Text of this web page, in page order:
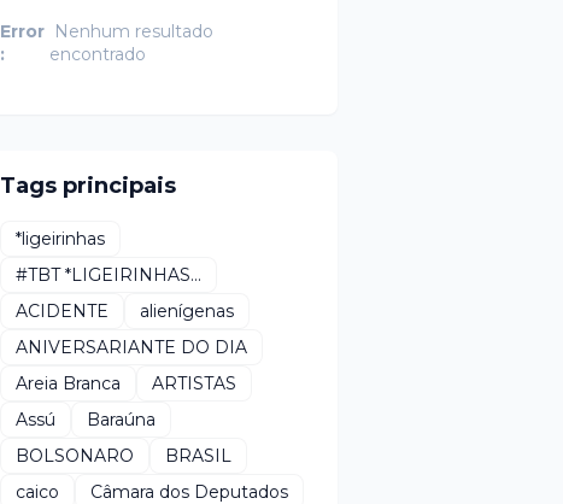
Error
:
Nenhum resultado
encontrado
Tags principais
*ligeirinhas
#TBT *LIGEIRINHAS...
ACIDENTE
alienígenas
ANIVERSARIANTE DO DIA
Areia Branca
ARTISTAS
Assú
Baraúna
BOLSONARO
BRASIL
caico
Câmara dos Deputados